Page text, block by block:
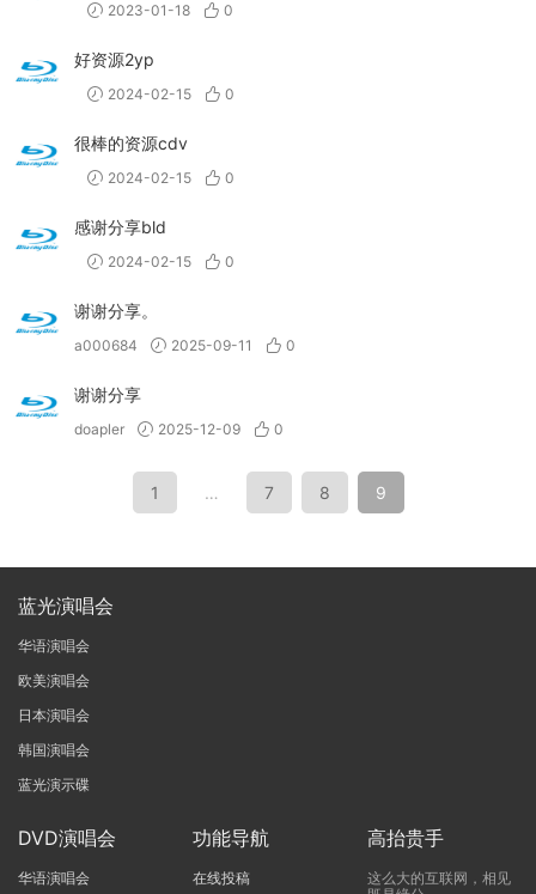
2023-01-18 0
好资源2yp
2024-02-15 0
很棒的资源cdv
2024-02-15 0
感谢分享bld
2024-02-15 0
谢谢分享。
a000684 2025-09-11 0
谢谢分享
doapler 2025-12-09 0
1 … 7 8 9
蓝光演唱会
华语演唱会
欧美演唱会
日本演唱会
韩国演唱会
蓝光演示碟
DVD演唱会
华语演唱会
功能导航
在线投稿
高抬贵手
这么大的互联网，相见